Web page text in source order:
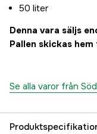
50 liter
Denna vara säljs
Pallen skickas
Se alla varor från